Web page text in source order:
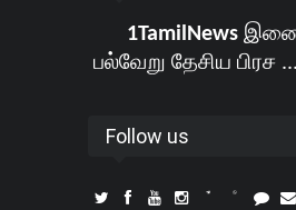
1TamilNews
பல்வேறு தேசிய பிரச ...
Follow us